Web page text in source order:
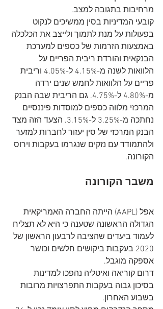
מרחיבות בתגובה למצב.
קובעי המדיניות בסין ממשיכים לנקוט
בפעולות על מנת לתמוך ולייצב את הכלכלה
באמצעות הזרמות של כספים למערכת
הבנקאית והורדת ריבית הפריים על
הלוואות לשנה מ-4.15% ל-4.05% וריבית
פריים על הלוואות לחמש שנים ירדה
מ-4.80% ל-4.75%. גם הריבית שבה הבנק
המרכזי מלווה כספים למוסדות פיננסיים
נחתכה מ-3.25% ל-3.15%. הצעד הזה מצד
הבנק המרכזי של סין יעזור לחברות למזער
ולהתמודד עם נזקים שנגרמו בעקבות וירוס
הקורונה.
משבר הקורונה
אפל (AAPL) הייתה החברה האמריקאית
הגדולה הראשונה שטענה כי היא לא תצליח
לעמוד ביעדים שהציבה לרבעון הראשון של
2020 בעקבות ביקושים חלשים וכושר
אספקה מוגבל.
דרום קוריאה ואיטליה נהפכו למדינות
בסיכון גבוה בעקבות התפרצויות מרובות
בשבוע האחרון.